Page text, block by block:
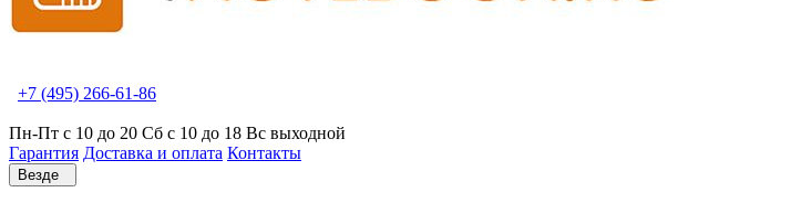
+7 (495) 266-61-86
Пн-Пт с 10 до 20 Сб с 10 до 18 Вс выходной
Гарантия Доставка и оплата Контакты
Везде